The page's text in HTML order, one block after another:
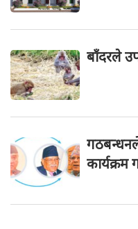
बाँदरले
कार्यक्रम